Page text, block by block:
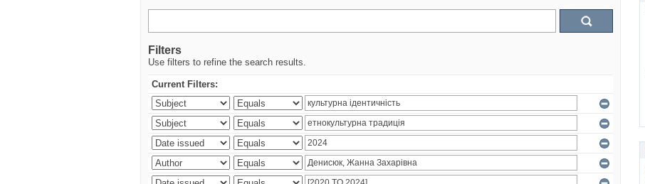
Filters
Use filters to refine the search results.
Current Filters: